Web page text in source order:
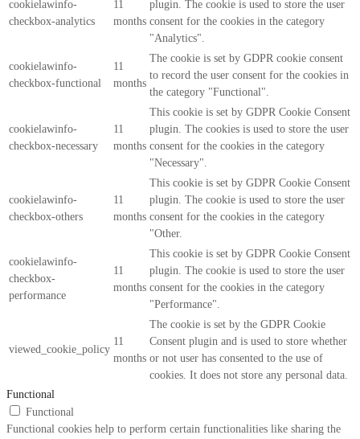
cookielawinfo-
checkbox-analytics
11
months
plugin. The cookie is used to store the user
consent for the cookies in the category
"Analytics".
cookielawinfo-
checkbox-functional
11
months
The cookie is set by GDPR cookie consent
to record the user consent for the cookies in
the category "Functional".
cookielawinfo-
checkbox-necessary
11
months
This cookie is set by GDPR Cookie Consent
plugin. The cookies is used to store the user
consent for the cookies in the category
"Necessary".
cookielawinfo-
checkbox-others
11
months
This cookie is set by GDPR Cookie Consent
plugin. The cookie is used to store the user
consent for the cookies in the category
"Other.
cookielawinfo-
checkbox-
performance
11
months
This cookie is set by GDPR Cookie Consent
plugin. The cookie is used to store the user
consent for the cookies in the category
"Performance".
viewed_cookie_policy
11
months
The cookie is set by the GDPR Cookie
Consent plugin and is used to store whether
or not user has consented to the use of
cookies. It does not store any personal data.
Functional
Functional
Functional cookies help to perform certain functionalities like sharing the